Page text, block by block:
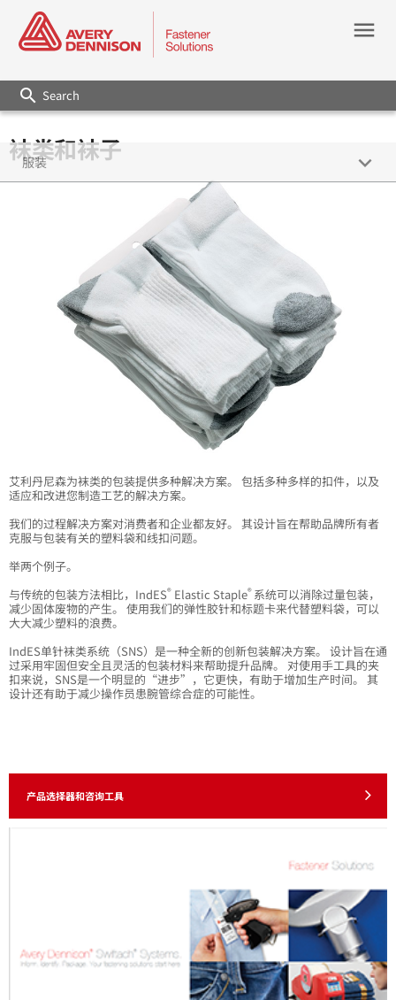
menu
search
袜类和袜子
艾利丹尼森为袜类的包装提供多种解决方案。 包括多种多样的扣件，以及
适应和改进您制造工艺的解决方案。
我们的过程解决方案对消费者和企业都友好。 其设计旨在帮助品牌所有者
克服与包装有关的塑料袋和线扣问题。
举两个例子。
与传统的包装方法相比，IndES® Elastic Staple® 系统可以消除过量包装，
减少固体废物的产生。 使用我们的弹性胶针和标题卡来代替塑料袋，可以
大大减少塑料的浪费。
IndES单针袜类系统（SNS）是一种全新的创新包装解决方案。 设计旨在通
过采用牢固但安全且灵活的包装材料来帮助提升品牌。 对使用手工具的夹
扣来说，SNS是一个明显的“进步”，它更快，有助于增加生产时间。 其
设计还有助于减少操作员患腕管综合症的可能性。
服装 keyboard_arrow_down
丹宁/下装
贴身衣物/女士内衣
产品选择器和咨询工具